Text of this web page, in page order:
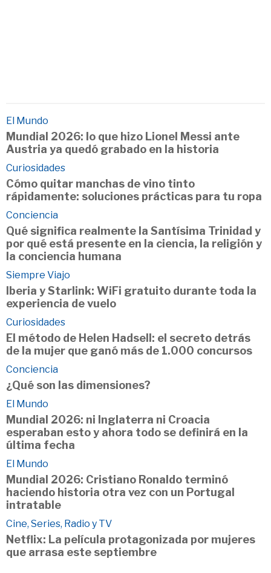
El Mundo
Mundial 2026: lo que hizo Lionel Messi ante
Austria ya quedó grabado en la historia
Curiosidades
Cómo quitar manchas de vino tinto
rápidamente: soluciones prácticas para tu ropa
Conciencia
Qué significa realmente la Santísima Trinidad y
por qué está presente en la ciencia, la religión y
la conciencia humana
Siempre Viajo
Iberia y Starlink: WiFi gratuito durante toda la
experiencia de vuelo
Curiosidades
El método de Helen Hadsell: el secreto detrás
de la mujer que ganó más de 1.000 concursos
Conciencia
¿Qué son las dimensiones?
El Mundo
Mundial 2026: ni Inglaterra ni Croacia
esperaban esto y ahora todo se definirá en la
última fecha
El Mundo
Mundial 2026: Cristiano Ronaldo terminó
haciendo historia otra vez con un Portugal
intratable
Cine, Series, Radio y TV
Netflix: La película protagonizada por mujeres
que arrasa este septiembre